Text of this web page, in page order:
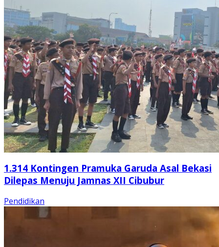
1.314 Kontingen Pramuka Garuda Asal Bekasi
Dilepas Menuju Jamnas XII Cibubur
Pendidikan